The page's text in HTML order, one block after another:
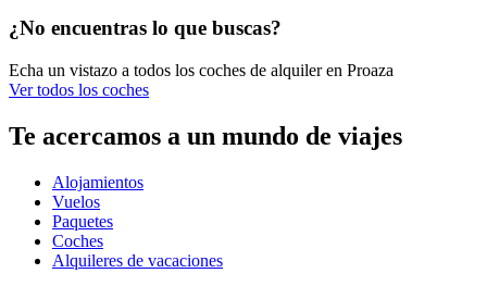
¿No encuentras lo que buscas?
Echa un vistazo a todos los coches de alquiler en Proaza
Ver todos los coches
Te acercamos a un mundo de viajes
Alojamientos
Vuelos
Paquetes
Coches
Alquileres de vacaciones